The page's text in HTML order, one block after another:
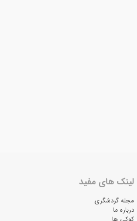
لینک های مفید
مجله گردشگری
درباره ما